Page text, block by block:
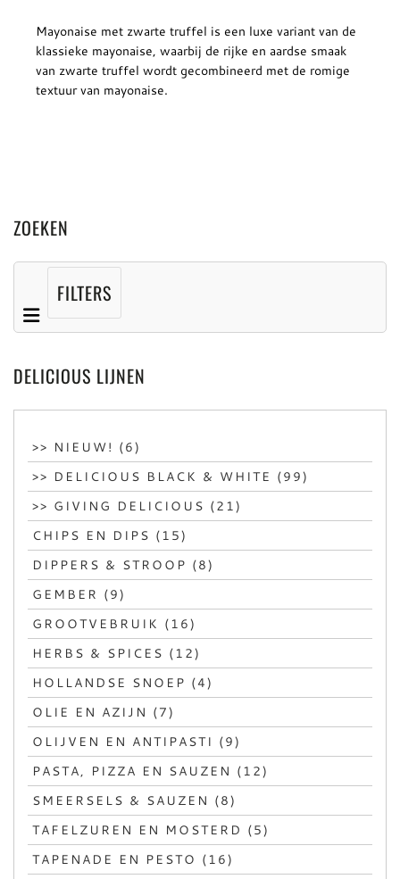
Mayonaise met zwarte truffel is een luxe variant van de
klassieke mayonaise, waarbij de rijke en aardse smaak
van zwarte truffel wordt gecombineerd met de romige
textuur van mayonaise.
ZOEKEN
FILTERS
DELICIOUS LIJNEN
>> NIEUW! (6)
>> DELICIOUS BLACK & WHITE (99)
>> GIVING DELICIOUS (21)
CHIPS EN DIPS (15)
DIPPERS & STROOP (8)
GEMBER (9)
GROOTVEBRUIK (16)
HERBS & SPICES (12)
HOLLANDSE SNOEP (4)
OLIE EN AZIJN (7)
OLIJVEN EN ANTIPASTI (9)
PASTA, PIZZA EN SAUZEN (12)
SMEERSELS & SAUZEN (8)
TAFELZUREN EN MOSTERD (5)
TAPENADE EN PESTO (16)